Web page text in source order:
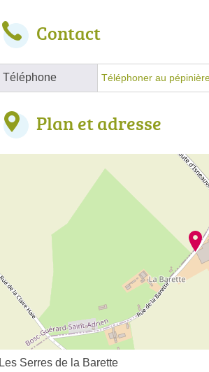
Contact
Téléphone Téléphoner au
Plan et adresse
Les Serres de la Barette